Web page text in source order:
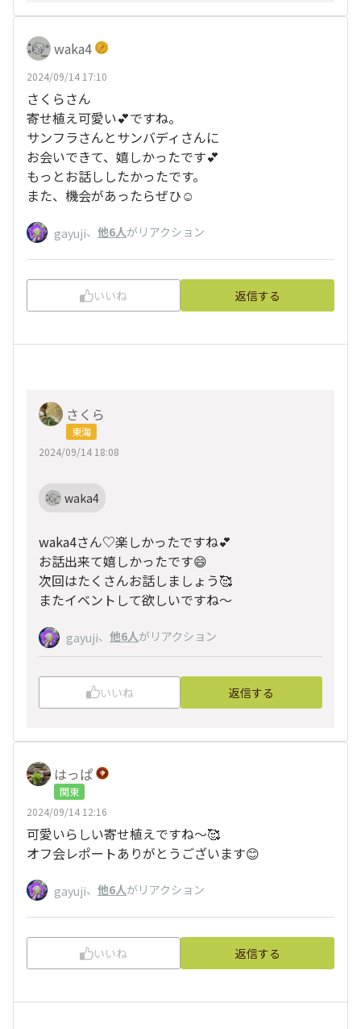
waka4
2024/09/14 17:10
さくらさん
寄せ植え可愛い💕ですね。
サンフラさんとサンバディさんに
お会いできて、嬉しかったです💕
もっとお話ししたかったです。
また、機会があったらぜひ☺️
gayuji、 他6人がリアクション
いいね 返信する
さくら
東海
2024/09/14 18:08
waka4
waka4さん♡楽しかったですね💕
お話出来て嬉しかったです😄
次回はたくさんお話しましょう🥰
またイベントして欲しいですね〜
gayuji、 他6人がリアクション
いいね 返信する
はっぱ
関東
2024/09/14 12:16
可愛いらしい寄せ植えですね〜🥰
オフ会レポートありがとうございます😊
gayuji、 他6人がリアクション
いいね 返信する